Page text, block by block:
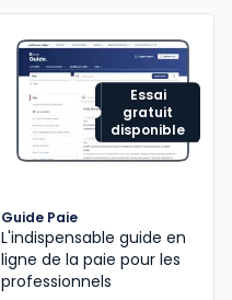
Essai
gratuit
disponible
Guide Paie
L'indispensable guide en
ligne de la paie pour les
professionnels